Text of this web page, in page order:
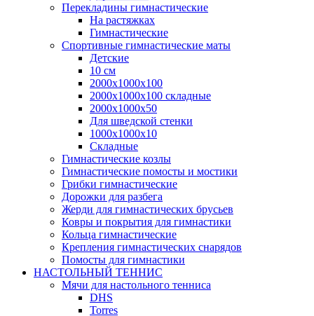
Перекладины гимнастические
На растяжках
Гимнастические
Спортивные гимнастические маты
Детские
10 см
2000х1000х100
2000х1000х100 складные
2000х1000х50
Для шведской стенки
1000х1000х10
Складные
Гимнастические козлы
Гимнастические помосты и мостики
Грибки гимнастические
Дорожки для разбега
Жерди для гимнастических брусьев
Ковры и покрытия для гимнастики
Кольца гимнастические
Крепления гимнастических снарядов
Помосты для гимнастики
НАСТОЛЬНЫЙ ТЕННИС
Мячи для настольного тенниса
DHS
Torres